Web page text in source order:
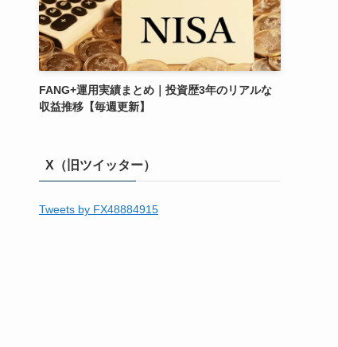
FANG+運用実績まとめ｜投資歴3年のリアルな
収益推移【毎週更新】
X（旧ツイッター）
Tweets by FX48884915